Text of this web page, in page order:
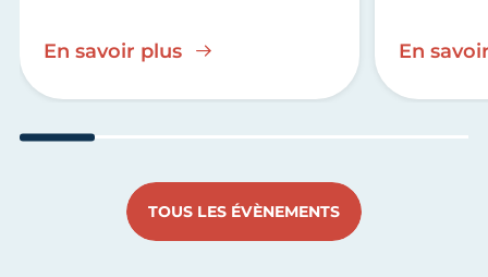
En savoir plus En
TOUS LES ÉVÈNEMENTS